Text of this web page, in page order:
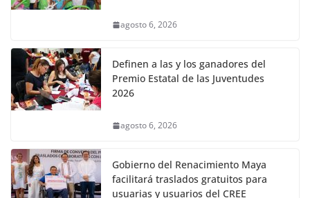
agosto 6, 2026
Definen a las y los ganadores del
Premio Estatal de las Juventudes
2026
agosto 6, 2026
Gobierno del Renacimiento Maya
facilitará traslados gratuitos para
usuarias y usuarios del CREE